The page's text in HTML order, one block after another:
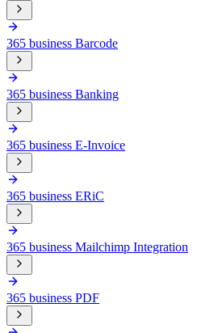
365 business Barcode
365 business Banking
365 business E-Invoice
365 business ERiC
365 business Mailchimp Integration
365 business PDF